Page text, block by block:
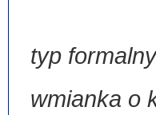
typ
wmianka o